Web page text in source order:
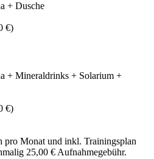
+ Dusche
€)
+ Mineraldrinks + Solarium +
€)
pro Monat und inkl. Trainingsplan
25,00 € Aufnahmegebühr.